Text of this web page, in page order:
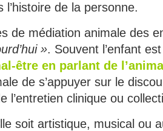
l’histoire de la personne.
de médiation animale des
». Souvent l’enfant
être en parlant de
de s’appuyer sur le
l’entretien clinique ou
soit artistique, musical ou